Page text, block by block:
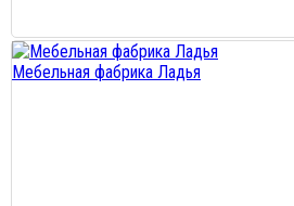
Мебельная фабрика Ладья